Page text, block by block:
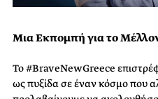
Μια Εκπομπή για το
Το #BraveNewGreece
ως πυξίδα σε έναν κόσμο που